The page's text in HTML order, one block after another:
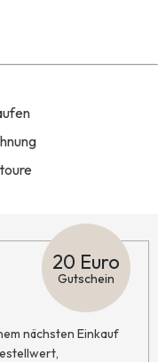
20 Euro
Gutschein
nächsten Einkauf